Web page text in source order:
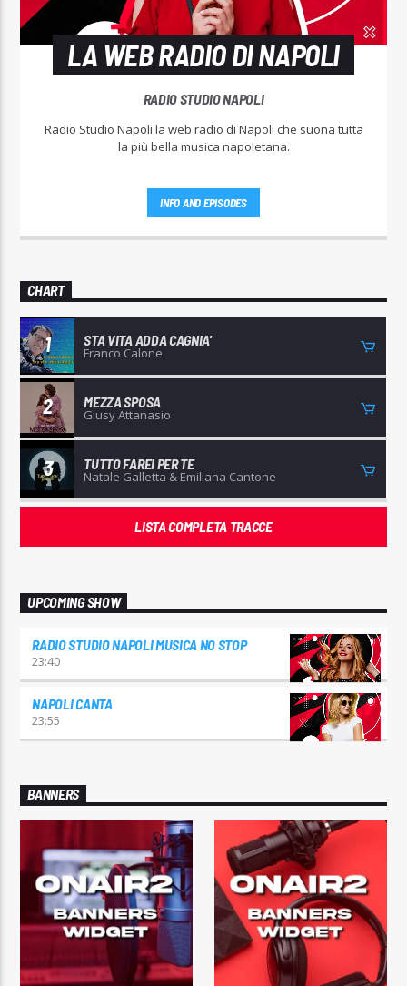
LA WEB RADIO DI NAPOLI
RADIO STUDIO NAPOLI
Radio Studio Napoli la web radio di Napoli che suona tutta
la più bella musica napoletana.
INFO AND EPISODES
CHART
1 STA VITA ADDA CAGNIA'
Franco Calone
2 MEZZA SPOSA
Giusy Attanasio
3 TUTTO FAREI PER TE
Natale Galletta & Emiliana Cantone
LISTA COMPLETA TRACCE
UPCOMING SHOW
RADIO STUDIO NAPOLI MUSICA NO STOP
23:40
NAPOLI CANTA
23:55
BANNERS